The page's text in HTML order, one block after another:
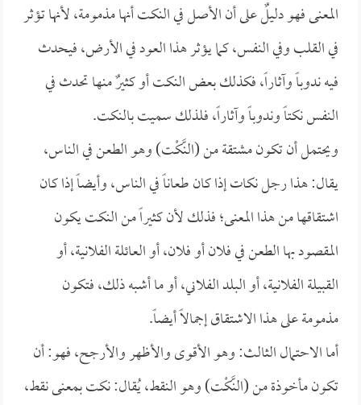
المعنى فهو دليلٌ على أن الأصل في النكت أنها مذمومة، لأنها تؤثر
في القلب وفي النفس، كما يؤثر هذا العود في الأرض، فيحدث
فيه ندوباً وآثاراً، فكذلك بعض النكت أو كثيرٌ منها تحدث في
النفس نكتاً وندوباً وآثاراً، فلذلك سميت بالنكت.
ويحتمل أن تكون مشتقة من (النَّكْت) وهو الطعن في الناس،
يقال: هذا رجل نكات إذا كان طعاناً في الناس، وأيضاً إذا كان
اشتقاقها من هذا المعنى؛ فذلك لأن كثيراً من النكت يكون
المقصود بها الطعن في فلان أو فلان، أو العائلة الفلانية، أو
القبيلة الفلانية، أو البلد الفلاني، أو ما أشبه ذلك، فتكون
مذمومة على هذا الاشتقاق إجمالاً أيضاً.
أما الاحتمال الثالث: وهو الأقوى والأظهر والأرجح، فهو: أن
تكون مأخوذة من (النَّكْت) وهو النقط، يُقال: نكت بمعنى نقط،